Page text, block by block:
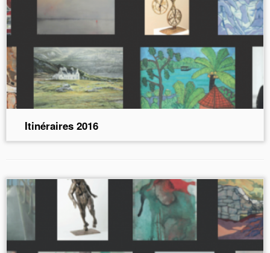
Itinéraires 2016